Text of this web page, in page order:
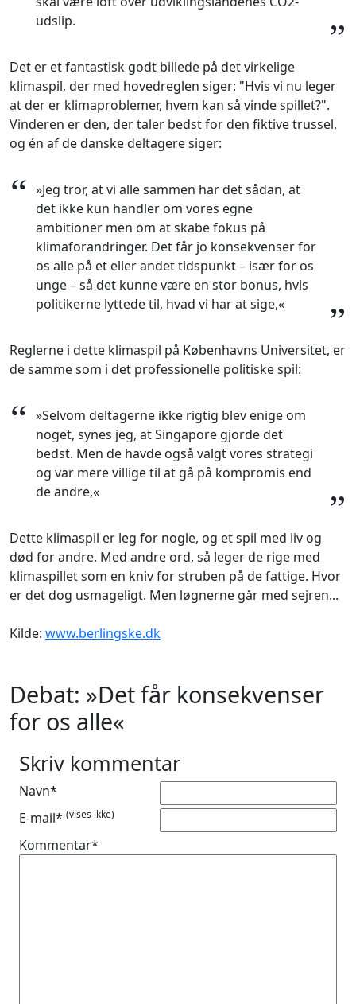
udslip.
”
Det er et fantastisk godt billede på det virkelige
klimaspil, der med hovedreglen siger: "Hvis vi nu leger
at der er klimaproblemer, hvem kan så vinde spillet?".
Vinderen er den, der taler bedst for den fiktive trussel,
og én af de danske deltagere siger:
“ »Jeg tror, at vi alle sammen har det sådan, at
det ikke kun handler om vores egne
ambitioner men om at skabe fokus på
klimaforandringer. Det får jo konsekvenser for
os alle på et eller andet tidspunkt – især for os
unge – så det kunne være en stor bonus, hvis
politikerne lyttede til, hvad vi har at sige,«
”
Reglerne i dette klimaspil på Københavns Universitet, er
de samme som i det professionelle politiske spil:
“ »Selvom deltagerne ikke rigtig blev enige om
noget, synes jeg, at Singapore gjorde det
bedst. Men de havde også valgt vores strategi
og var mere villige til at gå på kompromis end
de andre,«
”
Dette klimaspil er leg for nogle, og et spil med liv og
død for andre. Med andre ord, så leger de rige med
klimaspillet som en kniv for struben på de fattige. Hvor
er det dog usmageligt. Men løgnerne går med sejren...
Kilde: www.berlingske.dk
Debat: »Det får konsekvenser
for os alle«
Skriv kommentar
Navn*
E-mail* (vises ikke)
Kommentar*